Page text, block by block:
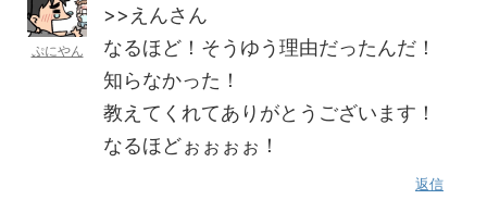
ぷにやん
>>えんさん
なるほど！そうゆう理由だったんだ！
知らなかった！
教えてくれてありがとうございます！
なるほどぉぉぉぉ！
返信